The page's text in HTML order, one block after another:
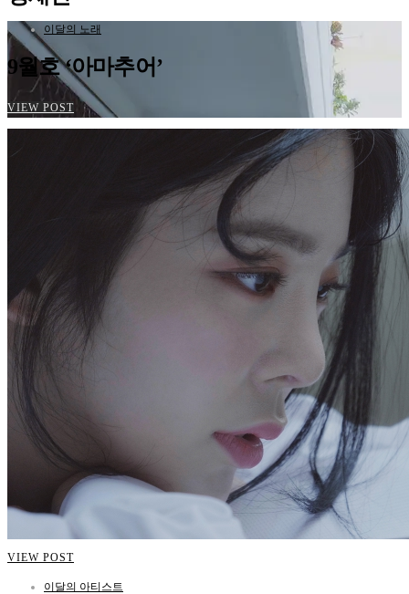
이달의 노래
9월호 ‘아마추어’
VIEW POST
VIEW POST
이달의 아티스트